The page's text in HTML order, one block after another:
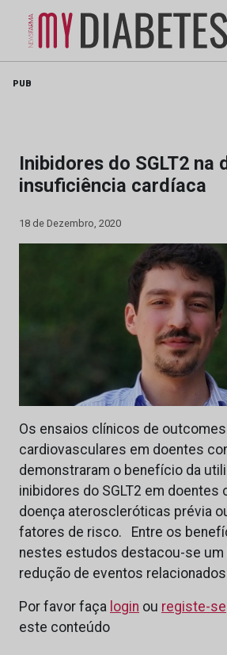
PUB
Inibidores do SGLT2 na
insuficiência cardíaca
18 de Dezembro, 2020
Os ensaios clínicos de outcomes
cardiovasculares em doentes
demonstraram o benefício da
inibidores do SGLT2 em doentes
doença ateroscleróticas prévia
fatores de risco. Entre os
nestes estudos destacou-se um
redução de eventos
Por favor faça login ou registe-se
este conteúdo